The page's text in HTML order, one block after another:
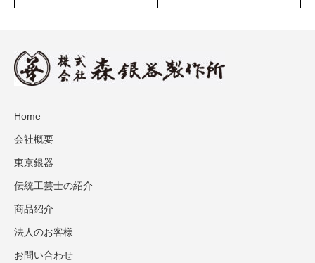
Home
会社概要
東京銀器
伝統工芸士の紹介
商品紹介
法人のお客様
お問い合わせ